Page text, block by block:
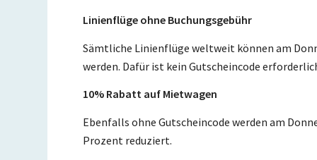
Linienflüge ohne Buchungsgebühr
Sämtliche Linienflüge weltweit können am
werden. Dafür ist kein Gutscheincode
10% Rabatt auf Mietwagen
Ebenfalls ohne Gutscheincode werden am
Prozent reduziert.